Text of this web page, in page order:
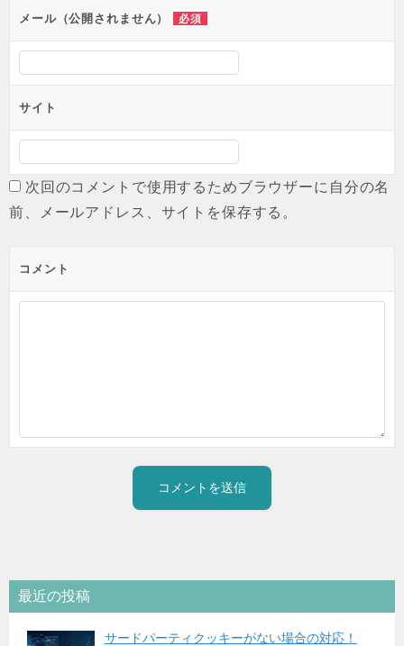
メール（公開されません） 必須
サイト
次回のコメントで使用するためブラウザーに自分の名
前、メールアドレス、サイトを保存する。
コメント
最近の投稿
サードパーティクッキーがない場合の対応！